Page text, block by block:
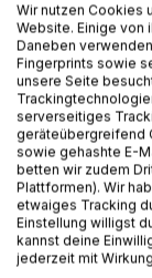
BESCHREIBUNG
Ein guter
Dichterin. - A
Belgian
deze belgische
AUTOR/IN
Wir nutzen Cookies
Website. Einige von
Daneben
Fingerprints sowie
unsere Seite
serverseitiges
geräteübergreifend
sowie gehashte E-
betten wir zudem
Plattformen). Wir
etwaiges Tracking
Einstellung willigst
kannst deine
jederzeit mit